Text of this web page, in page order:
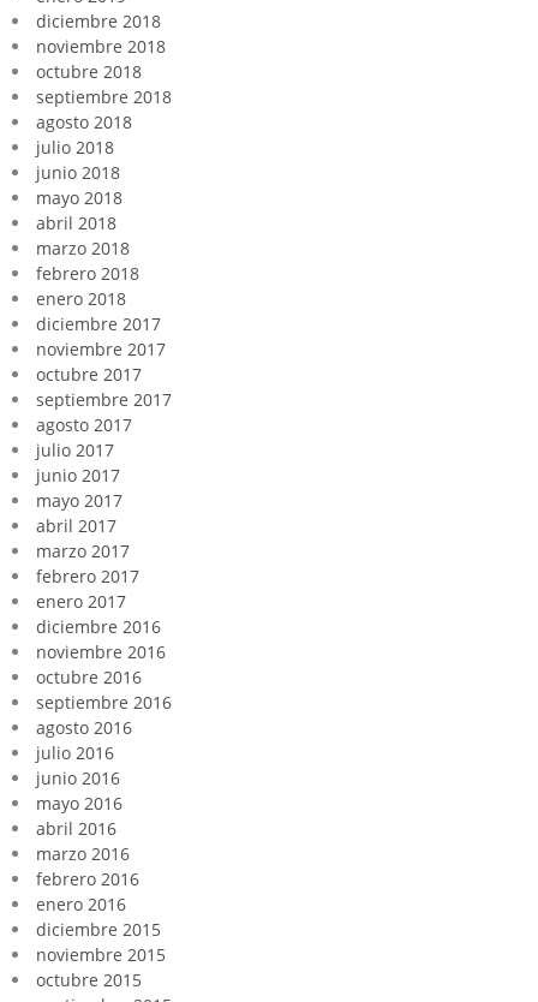
diciembre 2018
noviembre 2018
octubre 2018
septiembre 2018
agosto 2018
julio 2018
junio 2018
mayo 2018
abril 2018
marzo 2018
febrero 2018
enero 2018
diciembre 2017
noviembre 2017
octubre 2017
septiembre 2017
agosto 2017
julio 2017
junio 2017
mayo 2017
abril 2017
marzo 2017
febrero 2017
enero 2017
diciembre 2016
noviembre 2016
octubre 2016
septiembre 2016
agosto 2016
julio 2016
junio 2016
mayo 2016
abril 2016
marzo 2016
febrero 2016
enero 2016
diciembre 2015
noviembre 2015
octubre 2015